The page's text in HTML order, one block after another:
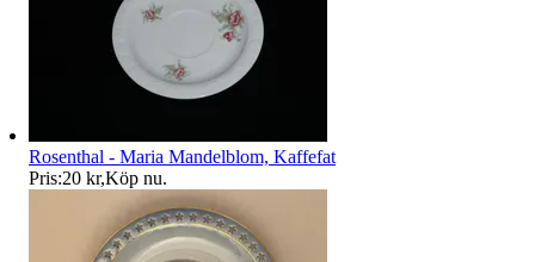
Rosenthal - Maria Mandelblom, Kaffefat
Pris:20 kr,Köp nu.